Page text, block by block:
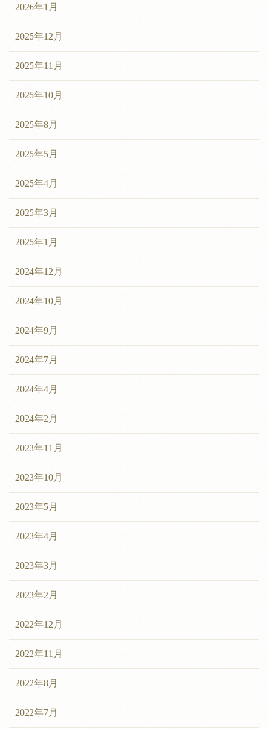
2026年1月
2025年12月
2025年11月
2025年10月
2025年8月
2025年5月
2025年4月
2025年3月
2025年1月
2024年12月
2024年10月
2024年9月
2024年7月
2024年4月
2024年2月
2023年11月
2023年10月
2023年5月
2023年4月
2023年3月
2023年2月
2022年12月
2022年11月
2022年8月
2022年7月